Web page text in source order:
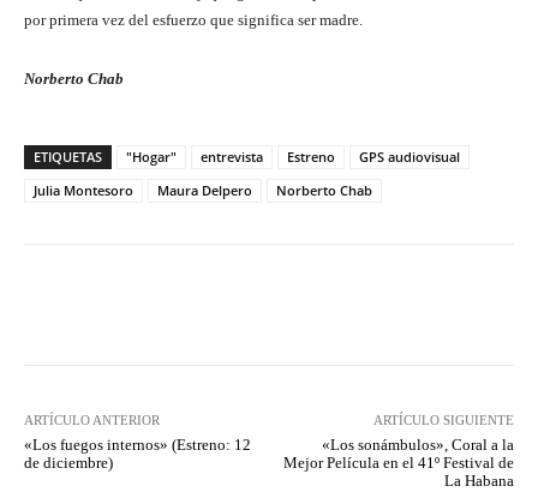
por primera vez del esfuerzo que significa ser madre.
Norberto Chab
ETIQUETAS "Hogar" entrevista Estreno
GPS audiovisual
Julia Montesoro
Maura Delpero Norberto Chab
ARTÍCULO ANTERIOR
«Los fuegos internos» (Estreno: 12
de diciembre)
ARTÍCULO SIGUIENTE
«Los sonámbulos», Coral a la
Mejor Película en el 41º Festival de
La Habana